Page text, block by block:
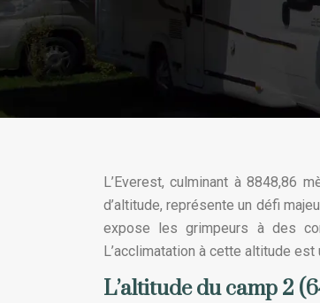
L’Everest, culminant à 8848,86
d’altitude, représente un défi
expose les grimpeurs à des
L’acclimatation à cette altitude
L’altitude du camp 2